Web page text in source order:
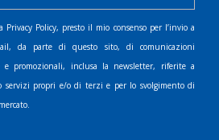
Privacy Policy, presto il mio consenso per l’invio a
da parte di questo sito, di comunicazioni
e promozionali, inclusa la newsletter, riferite a
servizi propri e/o di terzi e per lo svolgimento di